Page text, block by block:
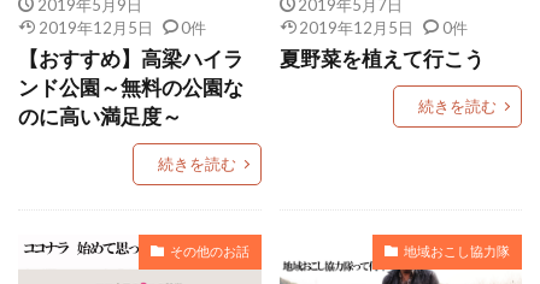
2019年5月9日
2019年12月5日
0件
【おすすめ】高梁ハイラ
ンド公園～無料の公園な
のに高い満足度～
続きを読む
2019年5月7日
2019年12月5日
0件
夏野菜を植えて行こう
続きを読む
その他のお話 地域おこし協力隊